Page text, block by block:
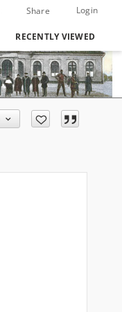
Share Login
RECENTLY VIEWED